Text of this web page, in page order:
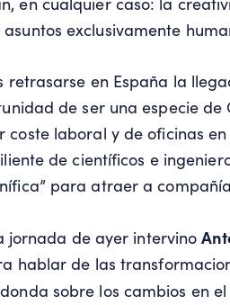
exclusivamente
retrasarse en España la
de ser una especie de
coste laboral y de oficinas
de científicos e
para atraer a
jornada de ayer intervino
hablar de las
sobre los cambios en